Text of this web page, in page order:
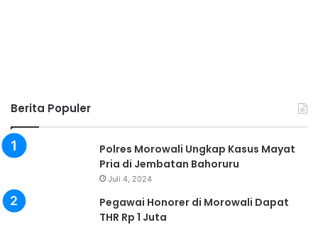
Berita Populer
Polres Morowali Ungkap Kasus Mayat
Pria di Jembatan Bahoruru
Juli 4, 2024
Pegawai Honorer di Morowali Dapat
THR Rp 1 Juta